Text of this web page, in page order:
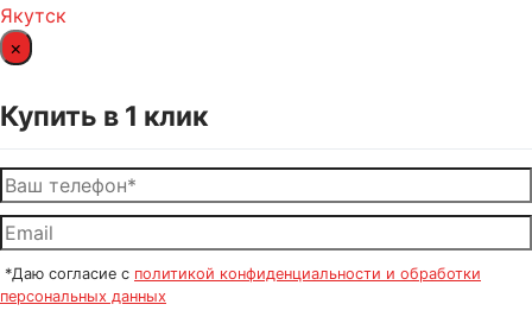
Якутск
×
Купить в 1 клик
*Даю согласие с политикой конфиденциальности и обработки
персональных данных